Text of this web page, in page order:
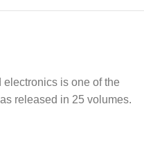
is one of the
released in 25 volumes.